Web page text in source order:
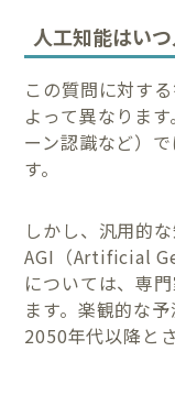
人工知能はい
この質問に対す
よって異なりま
ーン認識など）
す。
しかし、汎用的
AGI（Artificial
については、専
ます。楽観的な
2050年代以降と